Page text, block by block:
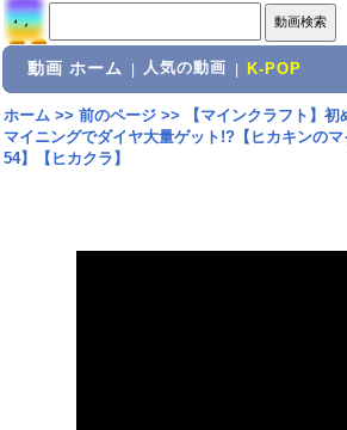
動画 ホーム 人気の動画 K-POP
ホーム>> 前のページ>>
【マインクラフト】
マイニングでダイヤ大量ゲット!?【ヒカキンの
54】【ヒカクラ】